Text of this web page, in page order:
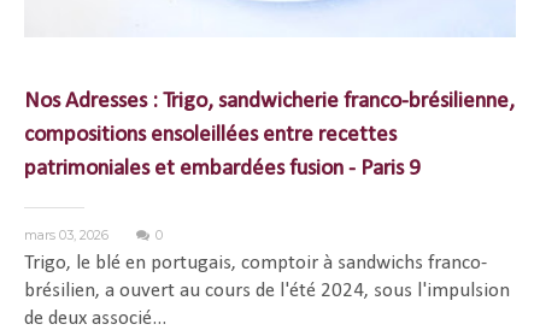
Nos Adresses : Trigo, sandwicherie franco-brésilienne,
compositions ensoleillées entre recettes
patrimoniales et embardées fusion - Paris 9
mars 03, 2026 0
Trigo, le blé en portugais, comptoir à sandwichs franco-
brésilien, a ouvert au cours de l'été 2024, sous l'impulsion
de deux associé...